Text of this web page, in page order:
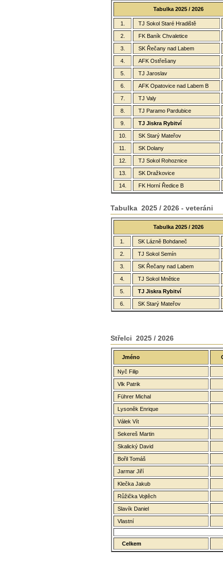
Tabulka 2025 / 2026
1. TJ Sokol Staré Hradiště
2. FK Baník Chvaletice
3. SK Řečany nad Labem
4. AFK Ostřešany
5. TJ Jaroslav
6. AFK Opatovice nad Labem B
7. TJ Valy
8. TJ Paramo Pardubice
9. TJ Jiskra Rybitví
10. SK Starý Mateřov
11. SK Dolany
12. TJ Sokol Rohoznice
13. SK Dražkovice
14. FK Horní Ředice B
Tabulka 2025 / 2026 - veteráni
Tabulka 2025 / 2026
1. SK Lázně Bohdaneč
2. TJ Sokol Semín
3. SK Řečany nad Labem
4. TJ Sokol Mnětice
5. TJ Jiskra Rybitví
6. SK Starý Mateřov
Střelci 2025 / 2026
Jméno
Nyč Filip
Vlk Patrik
Führer Michal
Lysoněk Enrique
Válek Vít
Sekereš Martin
Skalický David
Bořil Tomáš
Jarmar Jiří
Klečka Jakub
Růžička Vojtěch
Slavík Daniel
Vlastní
Celkem